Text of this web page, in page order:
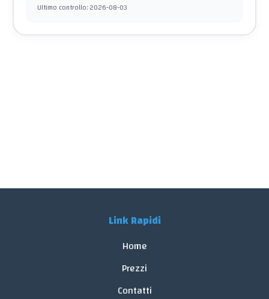
Ultimo controllo:2026-08-03
Link Rapidi
Home
Prezzi
Contatti